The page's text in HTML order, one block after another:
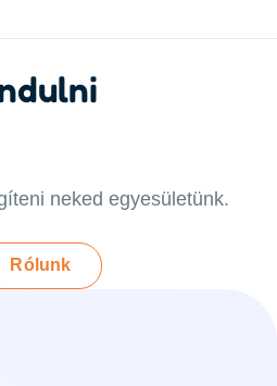
neked egyesületünk.
Rólunk